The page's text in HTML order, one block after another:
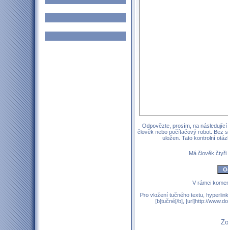
Odpovězte, prosím, na
člověk nebo počítačový robot. Bez
uložen. Tato kontrolní
Má člověk
V rámci
Pro vložení tučného textu,
[b]tučné[/b], [url]http://